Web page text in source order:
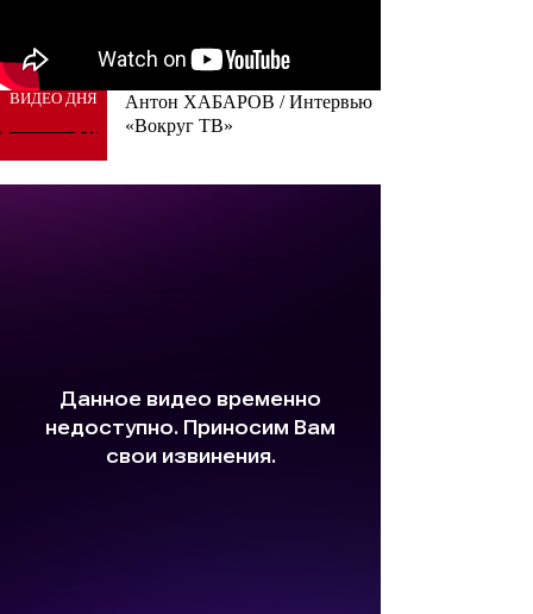
ВИДЕО ДНЯ
Антон ХАБАРОВ / Интервью
«Вокруг ТВ»